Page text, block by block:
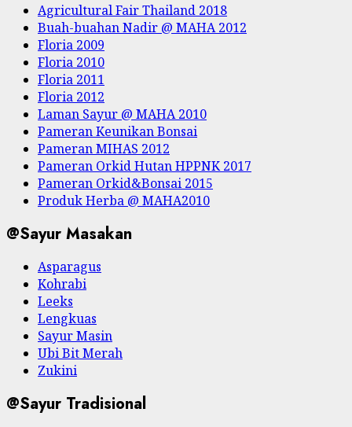
Agricultural Fair Thailand 2018
Buah-buahan Nadir @ MAHA 2012
Floria 2009
Floria 2010
Floria 2011
Floria 2012
Laman Sayur @ MAHA 2010
Pameran Keunikan Bonsai
Pameran MIHAS 2012
Pameran Orkid Hutan HPPNK 2017
Pameran Orkid&Bonsai 2015
Produk Herba @ MAHA2010
@Sayur Masakan
Asparagus
Kohrabi
Leeks
Lengkuas
Sayur Masin
Ubi Bit Merah
Zukini
@Sayur Tradisional